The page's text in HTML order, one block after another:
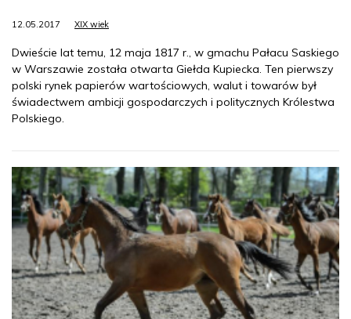
12.05.2017 XIX wiek
Dwieście lat temu, 12 maja 1817 r., w gmachu Pałacu Saskiego
w Warszawie została otwarta Giełda Kupiecka. Ten pierwszy
polski rynek papierów wartościowych, walut i towarów był
świadectwem ambicji gospodarczych i politycznych Królestwa
Polskiego.